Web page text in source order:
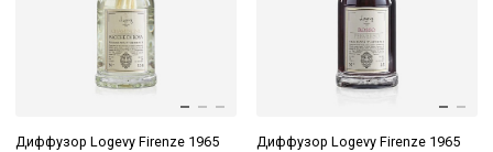
Диффузор Logevy Firenze 1965
Диффузор Logevy Firenze 1965